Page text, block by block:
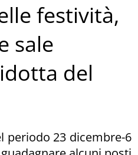
festività,
sale
del
periodo 23 dicembre-6